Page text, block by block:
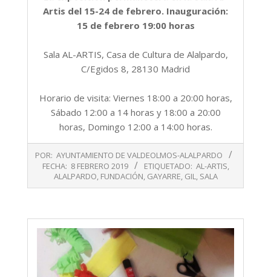
Artis del 15-24 de febrero. Inauguración:
15 de febrero 19:00 horas
Sala AL-ARTIS, Casa de Cultura de Alalpardo,
C/Egidos 8, 28130 Madrid
Horario de visita: Viernes 18:00 a 20:00 horas,
Sábado 12:00 a 14 horas y 18:00 a 20:00
horas, Domingo 12:00 a 14:00 horas.
02-
POR: AYUNTAMIENTO DE VALDEOLMOS-ALALPARDO
FECHA: 8 FEBRERO 2019 ETIQUETADO: AL-ARTIS,
ALALPARDO, FUNDACIÓN, GAYARRE, GIL, SALA